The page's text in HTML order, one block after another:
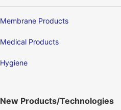
Membrane Products
Medical Products
Hygiene
New Products/Technologies